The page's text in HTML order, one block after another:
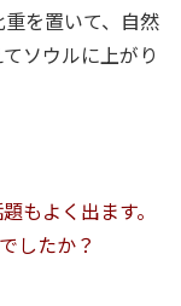
を置いて、自然
ソウルに上がり
もよく出ます。
したか？